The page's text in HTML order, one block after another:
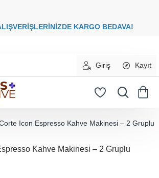
KARGO
Giriş Kayıt
Icon Espresso Kahve Makinesi – 2 Gruplu
Kahve Makinesi – 2 Gruplu